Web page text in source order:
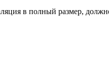
в полный размер,